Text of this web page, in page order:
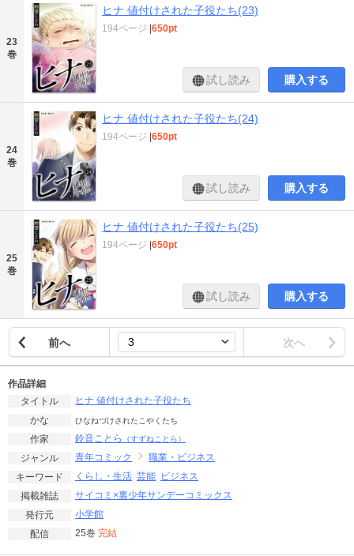
23
巻
ヒナ 値付けされた子役たち(23)
194ページ |650pt
試し読み 購入する
24
巻
ヒナ 値付けされた子役たち(24)
194ページ |650pt
試し読み 購入する
25
巻
ヒナ 値付けされた子役たち(25)
194ページ |650pt
試し読み 購入する
前へ 次へ
作品詳細
タイトル
ヒナ 値付けされた子役たち
かな
ひなねづけされたこやくたち
作家 鈴音ことら （すずねことら）
ジャンル 青年コミック
職業・ビジネス
キーワード
くらし・生活 芸能 ビジネス
掲載雑誌
サイコミ×裏少年サンデーコミックス
発行元
小学館
配信
25巻 完結